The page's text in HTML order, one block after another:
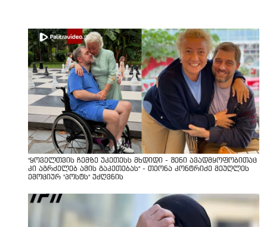
"ყოველთვის ჩემზე უკეთესს მხდიდი - შენი ავადმყოფობითაც
კი აგრძელებ ამის გაკეთებას" - თეონა კონტრიძე მეუღლეს
ემოციურ "პოსტს" უძღვნის